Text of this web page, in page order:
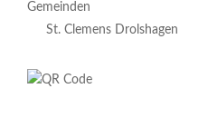
Gemeinden
St. Clemens Drolshagen